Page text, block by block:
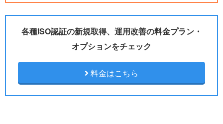
各種ISO認証の新規取得、運用改善の料金プラン・
オプションをチェック
料金はこちら